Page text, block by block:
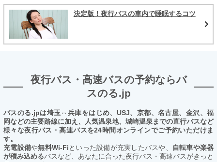
決定版！夜行バスの車内で睡眠するコツ
夜行バス・高速バスの予約ならバ
スのる.jp
バスのる.jpは埼玉⇔兵庫をはじめ、USJ、京都、名古屋、金沢、福
岡などの主要路線に加え、人気温泉地、城崎温泉までの直行バスなど
様々な夜行バス・高速バスを24時間オンラインでご予約いただけま
す。
充電設備や無料Wi-Fiといった設備が充実したバスや、
自転車や楽器
が積み込めるバスなど、あなたに合った夜行バス・高速バスがきっと